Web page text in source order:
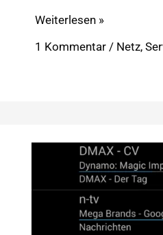
FreeNAS:
Weiterlesen »
1 Kommentar / Netz,